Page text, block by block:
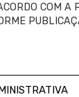
COM A